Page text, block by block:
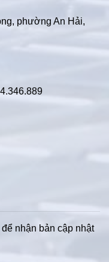
phường An Hải,
nhận bản cập nhật